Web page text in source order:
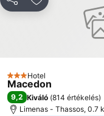
MegosztásHozzáadás a
3 Kategória
Hotel
Macedon
9,2 Kiváló (814 értékelés)
Limenas - Thassos, 0.7